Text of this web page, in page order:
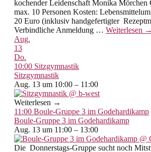
kochender Leidenschaft Monika Mörchen
max. 10 Personen Kosten:
20 Euro (inklusiv handgefertigter
Verbindliche Anmeldung … Weiterlesen →
Aug.
13
Do.
10:00 Sitzgymnastik
Sitzgymnastik
Aug. 13 um 10:00 – 11:00
Weiterlesen →
11:00 Boule-Gruppe 3 im Godehardikamp
Boule-Gruppe 3 im Godehardikamp
Aug. 13 um 11:00 – 13:00
Die Donnerstags-Gruppe sucht noch